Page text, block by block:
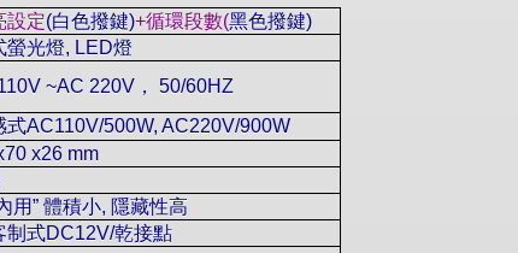
設定(白色撥鍵)+循環段數(黑色撥鍵)
螢光燈, LED燈
~AC 220V ，
50/60HZ
式AC110V/500W, AC220V/900W
x26 mm
用”體積小, 隱藏性高
制式DC12V/乾接點